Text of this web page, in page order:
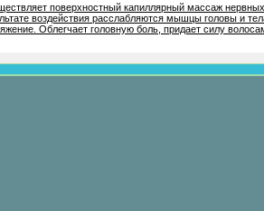
поверхностный капиллярный массаж
воздействия расслабляются мышцы головы и
Облегчает головную боль, придает силу